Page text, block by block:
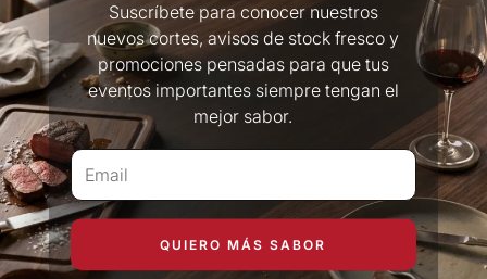
Suscríbete para conocer nuestros
nuevos cortes, avisos de stock fresco y
promociones pensadas para que tus
eventos importantes siempre tengan el
mejor sabor.
QUIERO MÁS SABOR